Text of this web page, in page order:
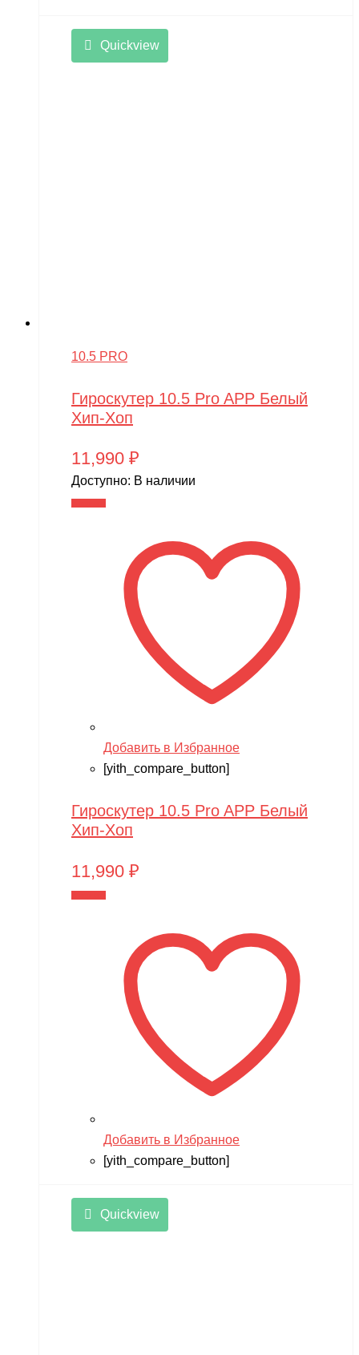
Quickview
10.5 PRO
Гироскутер 10.5 Pro APP Белый
Хип-Хоп
11,990 ₽
Доступно: В наличии
Добавить в Избранное
[yith_compare_button]
Гироскутер 10.5 Pro APP Белый
Хип-Хоп
11,990 ₽
Добавить в Избранное
[yith_compare_button]
Quickview